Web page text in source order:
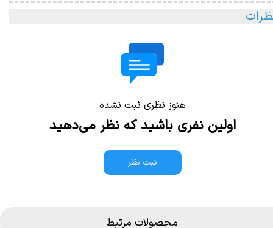
هنوز نظری ثبت نشده
اولین نفری باشید که نظر می‌دهید
ثبت نظر
محصولات مرتبط